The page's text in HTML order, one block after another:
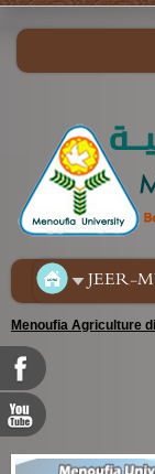
JEER-
Menoufia Agriculture